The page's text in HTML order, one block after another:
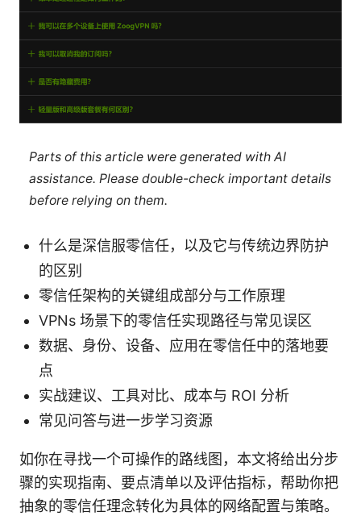
Parts of this article were generated with AI
assistance. Please double-check important details
before relying on them.
什么是深信服零信任，以及它与传统边界防护
的区别
零信任架构的关键组成部分与工作原理
VPNs 场景下的零信任实现路径与常见误区
数据、身份、设备、应用在零信任中的落地要
点
实战建议、工具对比、成本与 ROI 分析
常见问答与进一步学习资源
如你在寻找一个可操作的路线图，本文将给出分步
骤的实现指南、要点清单以及评估指标，帮助你把
抽象的零信任理念转化为具体的网络配置与策略。